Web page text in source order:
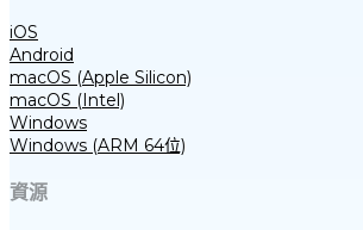
iOS
Android
macOS (Apple Silicon)
macOS (Intel)
Windows
Windows (ARM 64位)
資源